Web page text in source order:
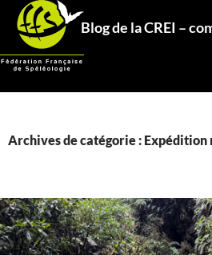
Aller
contenu
Recherche
Archives de catégorie : Expédition